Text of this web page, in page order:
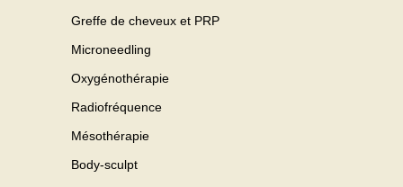
Greffe de cheveux et PRP
Microneedling
Oxygénothérapie
Radiofréquence
Mésothérapie
Body-sculpt